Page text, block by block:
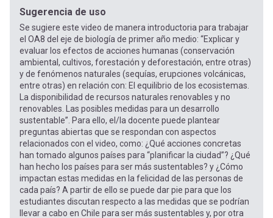
Sugerencia de uso
Se sugiere este video de manera introductoria para trabajar
el OA8 del eje de biología de primer año medio: “Explicar y
evaluar los efectos de acciones humanas (conservación
ambiental, cultivos, forestación y deforestación, entre otras)
y de fenómenos naturales (sequías, erupciones volcánicas,
entre otras) en relación con: El equilibrio de los ecosistemas.
La disponibilidad de recursos naturales renovables y no
renovables. Las posibles medidas para un desarrollo
sustentable”. Para ello, el/la docente puede plantear
preguntas abiertas que se respondan con aspectos
relacionados con el video, como: ¿Qué acciones concretas
han tomado algunos países para “planificar la ciudad”? ¿Qué
han hecho los países para ser más sustentables? y ¿Cómo
impactan estas medidas en la felicidad de las personas de
cada país? A partir de ello se puede dar pie para que los
estudiantes discutan respecto a las medidas que se podrían
llevar a cabo en Chile para ser más sustentables y, por otra